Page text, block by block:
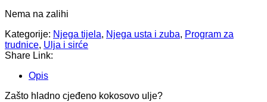
Nema na zalihi
Kategorije: Njega tijela, Njega usta i zuba, Program za
trudnice, Ulja i sirće
Share Link:
Opis
Zašto hladno cjeđeno kokosovo ulje?